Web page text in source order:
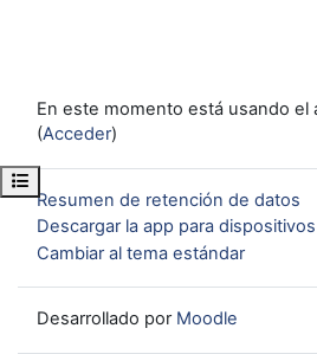
Abrir índice del curso
En este momento está usando el
(Acceder)
Resumen de retención de datos
Descargar la app para
Cambiar al tema estándar
Desarrollado por Moodle